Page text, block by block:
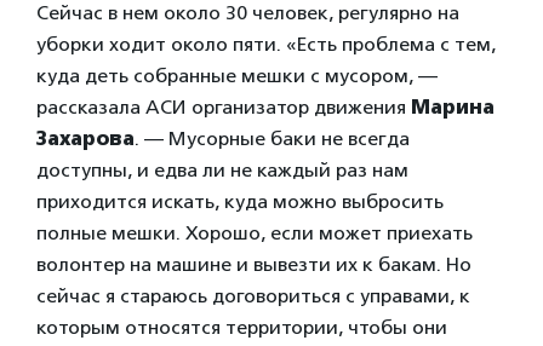
Сейчас в нем около 30 человек, регулярно на
уборки ходит около пяти. «Есть проблема с тем,
куда деть собранные мешки с мусором, —
рассказала АСИ организатор движения Марина
Захарова. — Мусорные баки не всегда
доступны, и едва ли не каждый раз нам
приходится искать, куда можно выбросить
полные мешки. Хорошо, если может приехать
волонтер на машине и вывезти их к бакам. Но
сейчас я стараюсь договориться с управами, к
которым относятся территории, чтобы они